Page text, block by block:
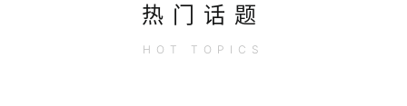
热门话题
HOT TOPICS